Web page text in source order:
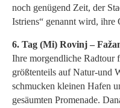
noch genügend Zeit, der
Istriens“ genannt wird, ihre
6. Tag (Mi) Rovinj –
Ihre morgendliche Radtour
größtenteils auf Natur-und
schmucken kleinen Hafen
gesäumten Promenade.